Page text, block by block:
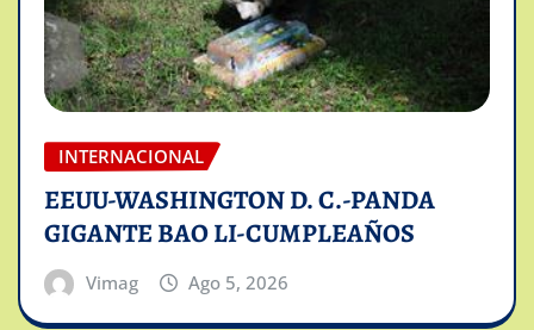
INTERNACIONAL
EEUU-WASHINGTON D. C.-PANDA
GIGANTE BAO LI-CUMPLEAÑOS
Vimag Ago 5, 2026